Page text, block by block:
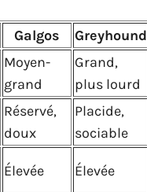
Galgos Greyhound
Moyen-
grand
Grand,
plus lourd
Réservé,
doux
Placide,
sociable
Élevée Élevée